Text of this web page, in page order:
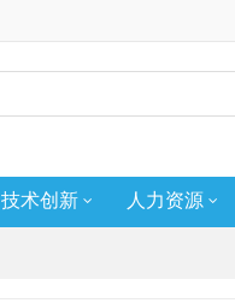
技术创新 人力资源